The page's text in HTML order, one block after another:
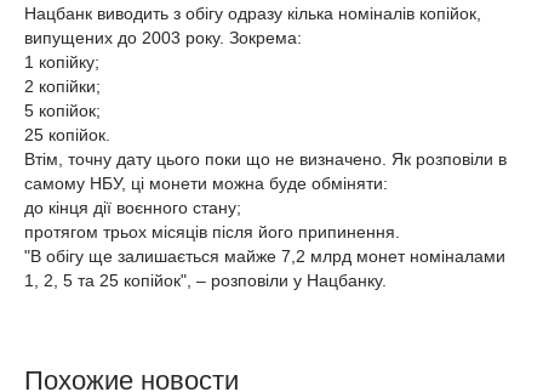
Нацбанк виводить з обігу одразу кілька номіналів копійок,
випущених до 2003 року. Зокрема:
1 копійку;
2 копійки;
5 копійок;
25 копійок.
Втім, точну дату цього поки що не визначено. Як розповіли в
самому НБУ, ці монети можна буде обміняти:
до кінця дії воєнного стану;
протягом трьох місяців після його припинення.
"В обігу ще залишається майже 7,2 млрд монет номіналами
1, 2, 5 та 25 копійок", – розповіли у Нацбанку.
Похожие новости